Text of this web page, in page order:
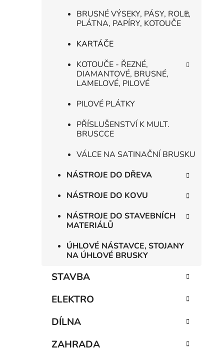
BRUSNÉ VÝSEKY, PÁSY, ROLE,
PLÁTNA, PAPÍRY, KOTOUČE
KARTÁČE
KOTOUČE - ŘEZNÉ,
DIAMANTOVÉ, BRUSNÉ,
LAMELOVÉ, PILOVÉ
PILOVÉ PLÁTKY
PŘÍSLUŠENSTVÍ K MULT.
BRUSCCE
VÁLCE NA SATINAČNÍ BRUSKU
NÁSTROJE DO DŘEVA
NÁSTROJE DO KOVU
NÁSTROJE DO STAVEBNÍCH
MATERIÁLŮ
ÚHLOVÉ NÁSTAVCE, STOJANY
NA ÚHLOVÉ BRUSKY
STAVBA
ELEKTRO
DÍLNA
ZAHRADA